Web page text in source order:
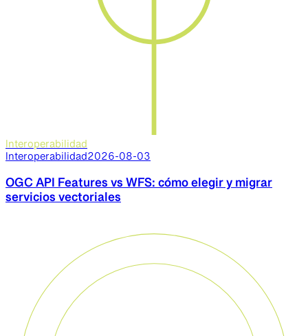
Interoperabilidad
Interoperabilidad2026-08-03
OGC API Features vs WFS: cómo elegir y migrar
servicios vectoriales